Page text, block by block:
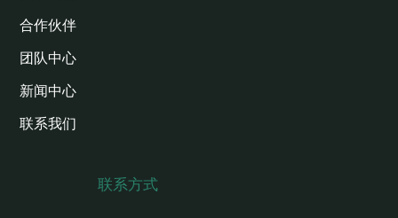
合作伙伴
团队中心
新闻中心
联系我们
联系方式